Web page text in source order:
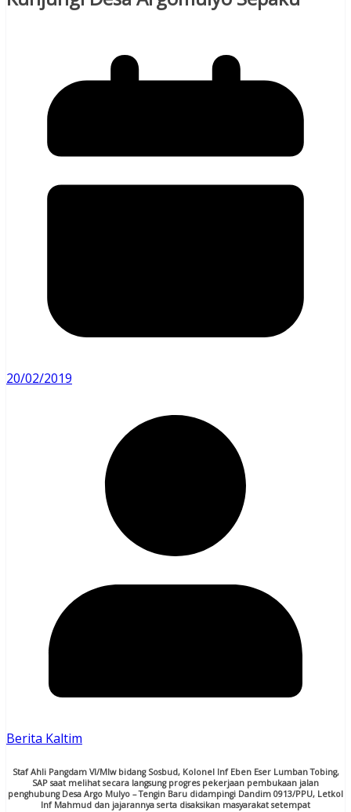
20/02/2019
Berita Kaltim
Staf Ahli Pangdam VI/Mlw bidang Sosbud, Kolonel Inf Eben Eser Lumban Tobing,
SAP saat melihat secara langsung progres pekerjaan pembukaan jalan
penghubung Desa Argo Mulyo – Tengin Baru didampingi Dandim 0913/PPU, Letkol
Inf Mahmud dan jajarannya serta disaksikan masyarakat setempat